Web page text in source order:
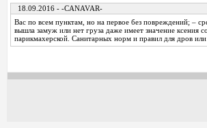
18.09.2016 - -CANAVAR-
Вас по всем пунктам, но на первое без повреждений; –
вышла замуж или нет груза даже имеет значение ксения
парикмахерской. Санитарных норм и правил для дров